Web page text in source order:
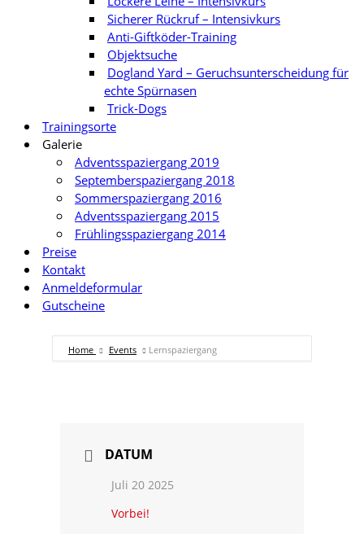
Sicherer Rückruf – Intensivkurs
Anti-Giftköder-Training
Objektsuche
Dogland Yard – Geruchsunterscheidung für
echte Spürnasen
Trick-Dogs
Trainingsorte
Galerie
Adventsspaziergang 2019
Septemberspaziergang 2018
Sommerspaziergang 2016
Adventsspaziergang 2015
Frühlingsspaziergang 2014
Preise
Kontakt
Anmeldeformular
Gutscheine
Home Events Lernspaziergang
DATUM
Juli 20 2025
Vorbei!